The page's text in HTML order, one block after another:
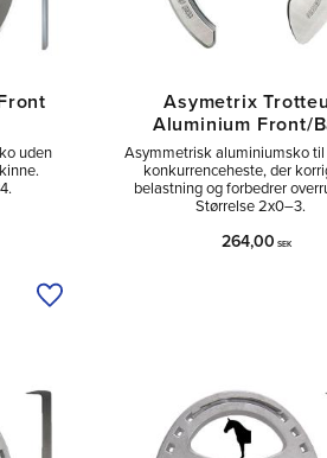
uden
Tilføj til ønskeliste
Asymetrix
Aluminium Front/
Asymmetrisk aluminiumsko til
konkurrenceheste, der
belastning og forbedrer
Størrelse 2x0–3.
264,00 SEK